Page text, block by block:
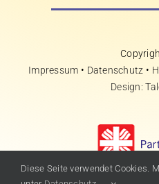
Impressum • Datenschutz •
Design:
Diese Seite verwendet Cookies.